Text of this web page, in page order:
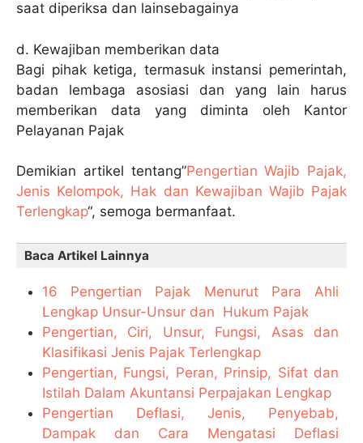
saat diperiksa dan lainsebagainya
d. Kewajiban memberikan data
Bagi pihak ketiga, termasuk instansi pemerintah,
badan lembaga asosiasi dan yang lain harus
memberikan data yang diminta oleh Kantor
Pelayanan Pajak
Demikian artikel tentang”Pengertian Wajib Pajak,
Jenis Kelompok, Hak dan Kewajiban Wajib Pajak
Terlengkap“, semoga bermanfaat.
Baca Artikel Lainnya
16 Pengertian Pajak Menurut Para Ahli
Lengkap Unsur-Unsur dan Hukum Pajak
Pengertian, Ciri, Unsur, Fungsi, Asas dan
Klasifikasi Jenis Pajak Terlengkap
Pengertian, Fungsi, Peran, Prinsip, Sifat dan
Istilah Dalam Akuntansi Perpajakan Lengkap
Pengertian Deflasi, Jenis, Penyebab,
Dampak dan Cara Mengatasi Deflasi